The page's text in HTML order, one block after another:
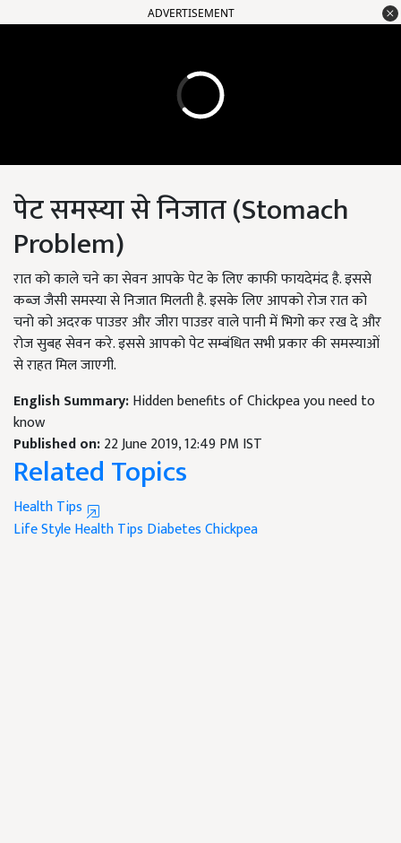
ADVERTISEMENT
पेट समस्या से निजात (Stomach
Problem)
रात को काले चने का सेवन आपके पेट के लिए काफी फायदेमंद है. इससे
कब्ज जैसी समस्या से निजात मिलती है. इसके लिए आपको रोज रात को
चनो को अदरक पाउडर और जीरा पाउडर वाले पानी में भिगो कर रख दे और
रोज सुबह सेवन करे. इससे आपको पेट सम्बंधित सभी प्रकार की समस्याओं
से राहत मिल जाएगी.
English Summary:Hidden benefits of Chickpea you need to
know
Published on:22 June 2019, 12:49 PM IST
Related Topics
Health Tips
Life StyleHealth Tips DiabetesChickpea